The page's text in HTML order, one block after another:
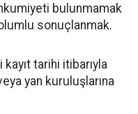
bulunmamak
sonuçlanmak.
kayıt tarihi itibarıyla
yan kuruluşlarına